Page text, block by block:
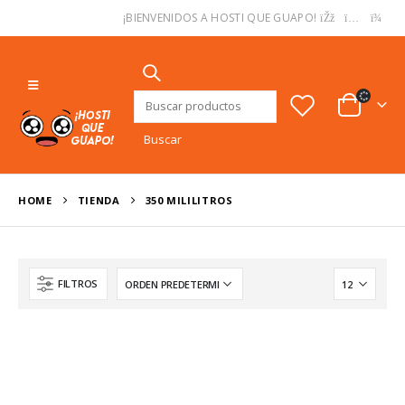
¡BIENVENIDOS A HOSTI QUE GUAPO!
Buscar:
HOME TIENDA ‎350 MILILITROS
FILTROS